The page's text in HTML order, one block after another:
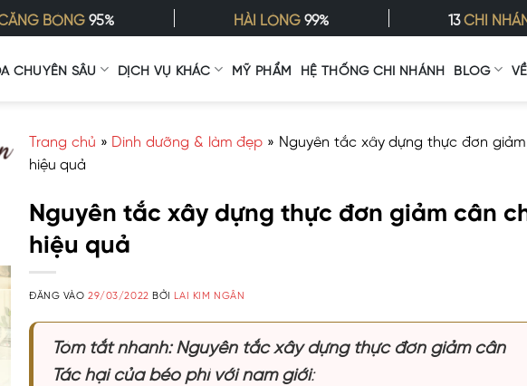
BÓNG 95% HÀI LÒNG99% 13CHI
CHUYÊN SÂU DỊCH VỤ KHÁC MỸ PHẨM HỆ THỐNG CHI NHÁNH BLOG
Trang chủ » Dinh dưỡng & làm đẹp » Nguyên tắc xây dựng thực đơn
hiệu quả
Nguyên tắc xây dựng thực đơn giảm cân
hiệu quả
ĐĂNG VÀO29/03/2022 BỞI LAI KIM NGÂN
Tóm tắt nhanh: Nguyên tắc xây dựng thực đơn giảm cân
Tác hại của béo phì với nam giới: